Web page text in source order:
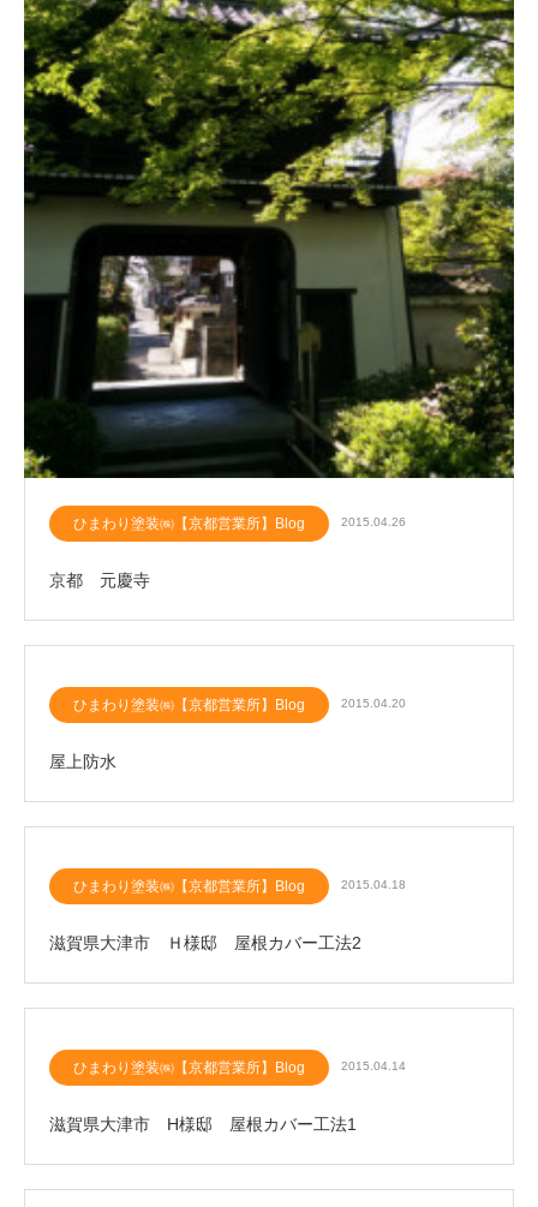
ひまわり塗装㈱【京都営業所】Blog 2015.04.26
京都 元慶寺
ひまわり塗装㈱【京都営業所】Blog 2015.04.20
屋上防水
ひまわり塗装㈱【京都営業所】Blog 2015.04.18
滋賀県大津市 Ｈ様邸 屋根カバー工法2
ひまわり塗装㈱【京都営業所】Blog 2015.04.14
滋賀県大津市 H様邸 屋根カバー工法1